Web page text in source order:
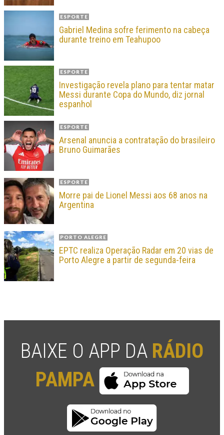
ESPORTE
Gabriel Medina sofre ferimento na cabeça
durante treino em Teahupoo
ESPORTE
Investigação revela plano para tentar matar
Messi durante Copa do Mundo, diz jornal
espanhol
ESPORTE
Arsenal anuncia a contratação do brasileiro
Bruno Guimarães
ESPORTE
Morre pai de Lionel Messi aos 68 anos na
Argentina
PORTO ALEGRE
EPTC realiza Operação Radar em 20 vias de
Porto Alegre a partir de segunda-feira
BAIXE O APP DA RÁDIO
PAMPA